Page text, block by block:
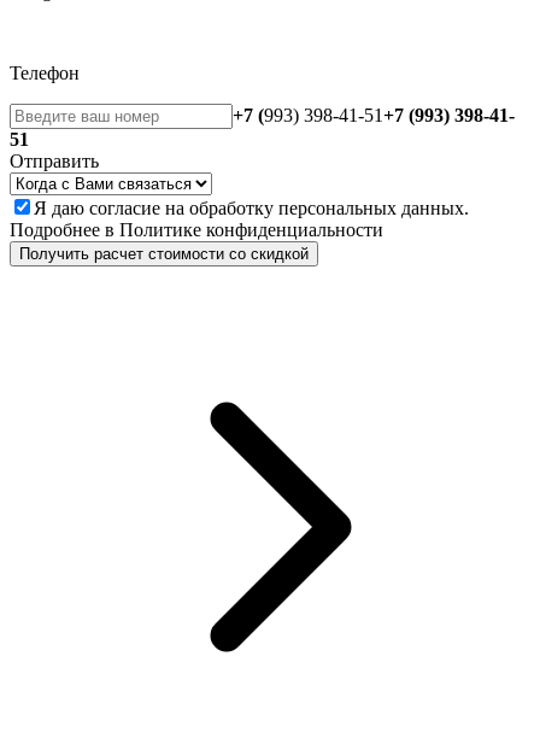
Телефон
+7 (993) 398-41-51+7 (993) 398-41-
51
Отправить
Я даю согласие на обработку персональных данных.
Подробнее в Политике конфиденциальности
Получить расчет стоимости со скидкой